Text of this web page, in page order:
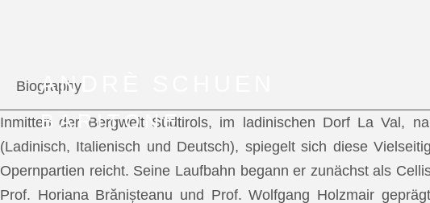
ANDRÈ SCHUEN
BARITONE
Biography
Inmitten der Bergwelt Südtirols, im ladinischen Dorf La Val,
(Ladinisch, Italienisch und Deutsch), spiegelt sich diese
Opernpartien reicht. Seine Laufbahn begann er zunächst als
Prof. Horiana Brănișteanu und Prof. Wolfgang Holzmair